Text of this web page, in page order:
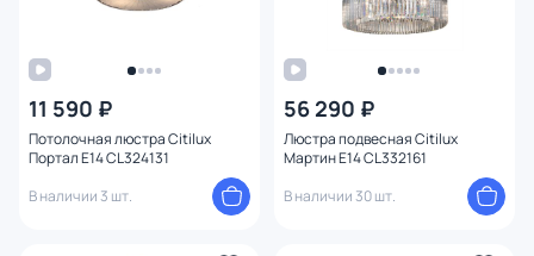
11 590 ₽
Потолочная люстра Citilux
Портал E14 CL324131
В наличии 3 шт.
56 290 ₽
Люстра подвесная Citilux
Мартин E14 CL332161
В наличии 30 шт.
От До
Бренд
Цвет